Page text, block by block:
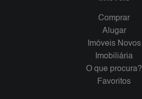
Comprar
Alugar
Imóveis Novos
Imobiliária
O que procura?
Favoritos